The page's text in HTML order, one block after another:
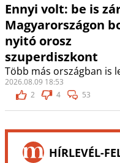
Ennyi volt: be is
Magyarországon
nyitó orosz
szuperdiszkont
Több más országban is
2026.08.09 18:53
2
4 53
HÍRLEVÉL-